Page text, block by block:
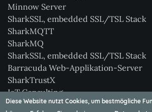
Minnow Server
SharkSSL, embedded SSL/TSL Stack
SharkMQTT
SharkMQ
SharkSSL, embedded SSL/TSL Stack
Barracuda Web-Applikation-Server
SharkTrustX
IoT Consulting
Xedge
Diese Website nutzt Cookies, um bestmögliche